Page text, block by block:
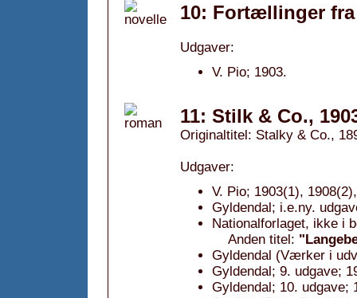
10: Fortællinger fra
Udgaver:
V. Pio; 1903.
11: Stilk & Co.,
Originaltitel: Stalky & Co.,
Udgaver:
V. Pio; 1903(1),
Gyldendal; i.e.ny.
Nationalforlaget, ikke i
Anden titel:
Gyldendal (Værker i
Gyldendal; 9. udgave;
Gyldendal; 10. udgave;